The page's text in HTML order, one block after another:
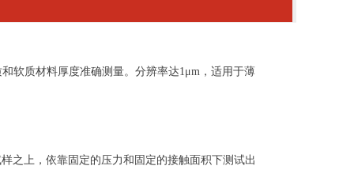
软质材料厚度准确测量。分辨率达1μm，适用于薄
之上，依靠固定的压力和固定的接触面积下测试出